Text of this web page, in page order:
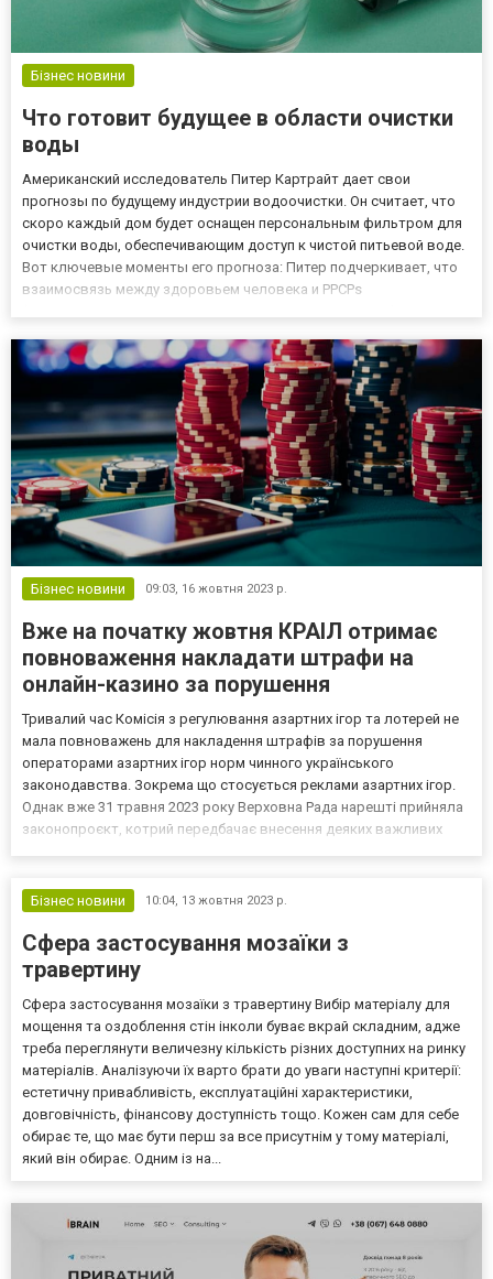
Бізнес новини
Что готовит будущее в области очистки
воды
Американский исследователь Питер Картрайт дает свои
прогнозы по будущему индустрии водоочистки. Он считает, что
скоро каждый дом будет оснащен персональным фильтром для
очистки воды, обеспечивающим доступ к чистой питьевой воде.
Вот ключевые моменты его прогноза: Питер подчеркивает, что
взаимосвязь между здоровьем человека и PPCPs
увелич...
Бізнес новини 09:03, 16 жовтня 2023 р.
Вже на початку жовтня КРАІЛ отримає
повноваження накладати штрафи на
онлайн-казино за порушення
Тривалий час Комісія з регулювання азартних ігор та лотерей не
мала повноважень для накладення штрафів за порушення
операторами азартних ігор норм чинного українського
законодавства. Зокрема що стосується реклами азартних ігор.
Однак вже 31 травня 2023 року Верховна Рада нарешті прийняла
законопроєкт, котрий передбачає внесення деяких важливих
Бізнес новини
10:04, 13 жовтня 2023 р.
Сфера застосування мозаїки з
травертину
Сфера застосування мозаїки з травертину Вибір матеріалу для
мощення та оздоблення стін інколи буває вкрай складним, адже
треба переглянути величезну кількість різних доступних на ринку
матеріалів. Аналізуючи їх варто брати до уваги наступні критерії:
естетичну привабливість, експлуатаційні характеристики,
довговічність, фінансову доступність тощо. Кожен сам для себе
обирає те, що має бути перш за все присутнім у тому матеріалі,
який він обирає. Одним із на...